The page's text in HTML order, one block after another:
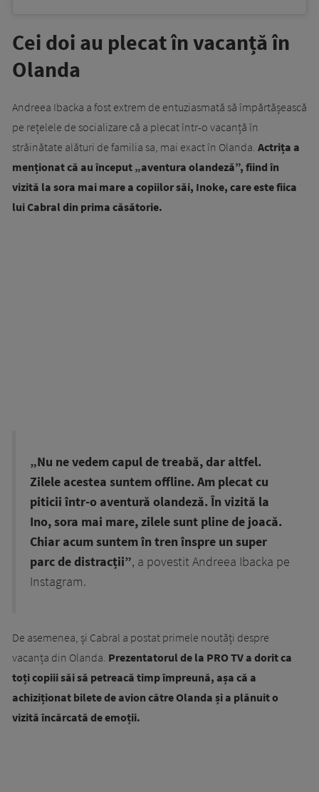
Cei doi au plecat în vacanță în
Olanda
Andreea Ibacka a fost extrem de entuziasmată să împărtășească
pe rețelele de socializare că a plecat într-o vacanță în
străinătate alături de familia sa, mai exact în Olanda. Actrița a
menționat că au început „aventura olandeză”, fiind în
vizită la sora mai mare a copiilor săi, Inoke, care este fiica
lui Cabral din prima căsătorie.
„Nu ne vedem capul de treabă, dar altfel.
Zilele acestea suntem offline. Am plecat cu
piticii într-o aventură olandeză. În vizită la
Ino, sora mai mare, zilele sunt pline de joacă.
Chiar acum suntem în tren înspre un super
parc de distracții”, a povestit Andreea Ibacka pe
Instagram.
De asemenea, și Cabral a postat primele noutăți despre
vacanța din Olanda. Prezentatorul de la PRO TV a dorit ca
toți copiii săi să petreacă timp împreună, așa că a
achiziționat bilete de avion către Olanda și a plănuit o
vizită încărcată de emoții.